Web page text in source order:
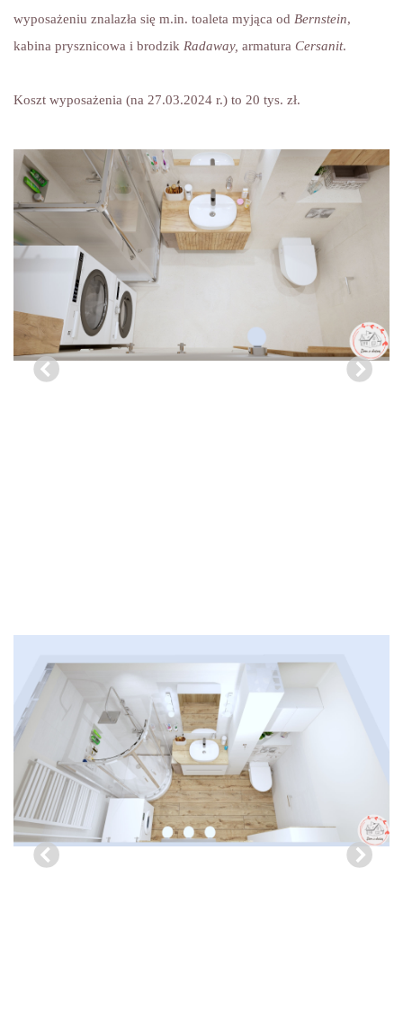
wyposażeniu znalazła się m.in. toaleta myjąca od Bernstein,
kabina prysznicowa i brodzik Radaway, armatura Cersanit.
Koszt wyposażenia (na 27.03.2024 r.) to 20 tys. zł.